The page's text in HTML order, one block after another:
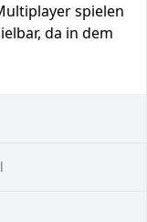
spielen
da in dem